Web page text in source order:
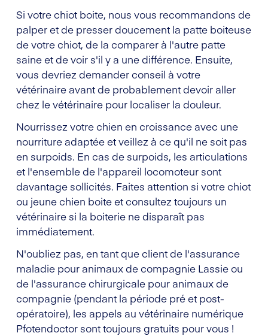
Si votre chiot boite, nous vous recommandons de
palper et de presser doucement la patte boiteuse
de votre chiot, de la comparer à l'autre patte
saine et de voir s'il y a une différence. Ensuite,
vous devriez demander conseil à votre
vétérinaire avant de probablement devoir aller
chez le vétérinaire pour localiser la douleur.
Nourrissez votre chien en croissance avec une
nourriture adaptée et veillez à ce qu'il ne soit pas
en surpoids. En cas de surpoids, les articulations
et l'ensemble de l'appareil locomoteur sont
davantage sollicités. Faites attention si votre chiot
ou jeune chien boite et consultez toujours un
vétérinaire si la boiterie ne disparaît pas
immédiatement.
N'oubliez pas, en tant que client de l'assurance
maladie pour animaux de compagnie Lassie ou
de l'assurance chirurgicale pour animaux de
compagnie (pendant la période pré et post-
opératoire), les appels au vétérinaire numérique
Pfotendoctor sont toujours gratuits pour vous !